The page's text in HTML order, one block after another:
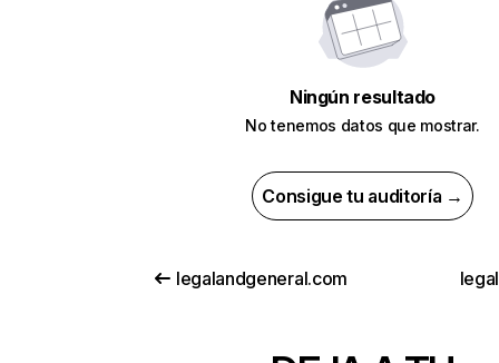
Ningún resultado
No tenemos datos que mostrar.
Consigue tu auditoría →
legalandgeneral.com